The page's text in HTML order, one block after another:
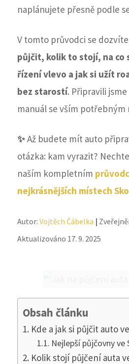
naplánujete přesně podle
V tomto průvodci se
půjčit, kolik to stojí, na co
řízení vlevo a jak si užít
bez starostí. Připravili
manuál se vším potřebným
✨Až budete mít auto
otázka: kam vyrazit?
naším kompletním
nejkrásnějších místech
Autor: Vojtěch Čábelka |
Aktualizováno 17. 9. 2025
Obsah článku
Kde a jak si půjčit auto
Nejlepší půjčovny ve
Kolik stojí půjčení auta